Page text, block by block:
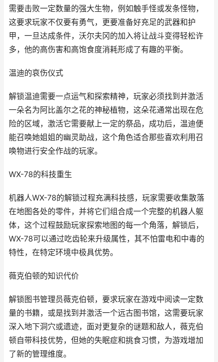
需要击败一定数量的强大生物，例如触手怪或发条怪物，
这要求玩家不仅要有勇气，更要准备好充足的武器和护
甲，一旦达成条件，沃尔夫冈的加入将让战斗变得轻松许
多，他的高伤害和高饱食度消耗形成了有趣的平衡。
温迪的哀伤仪式
解锁温迪需要一点运气和探索精神，玩家必须找到并激活
一朵名为阿比盖尔之花的神秘植物，这朵花通常出现在危
险的区域，激活它需要献上一定的祭品，成功后，温迪便
能召唤她姐姐的幽灵助战，这个角色适合那些喜欢利用召
唤物进行安全作战的玩家。
WX-78的科技重生
机器人WX-78的解锁过程充满科技感，玩家需要收集散落
在地图各处的零件，并将它们组合成一个完整的机器人躯
体，这个过程鼓励玩家探索地图的每一个角落，解锁后，
WX-78可以通过吃齿轮来升级属性，其不怕雷电和中毒的
特性，在特定环境中极具优势。
薇克伯顿的知识代价
解锁图书管理员薇克伯顿，要求玩家在游戏中阅读一定数
量的书籍，或是找到并激活一个远古图书馆，这需要玩家
深入地下洞穴或遗迹，面对更复杂的谜题和敌人，薇克伯
顿自带科技优势，但她的失眠症和挑食习惯，为游戏增加
了新的管理维度。